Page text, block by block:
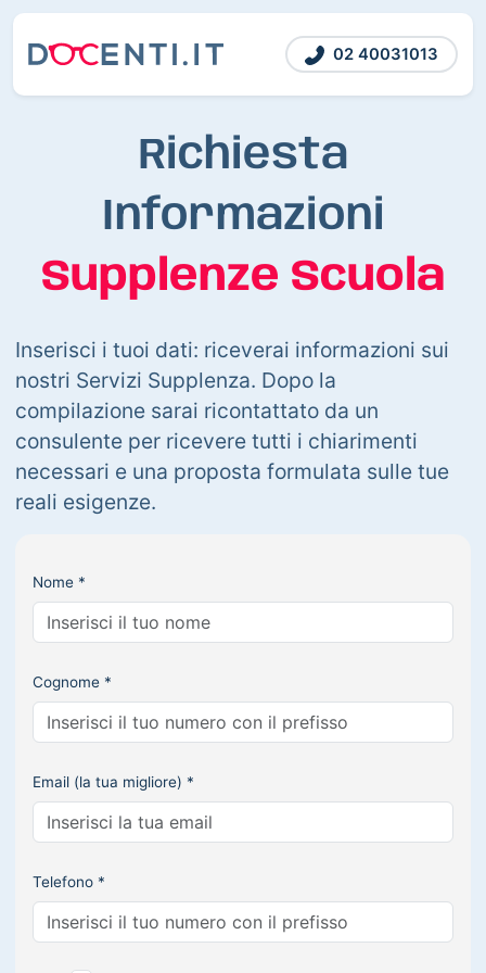
02 40031013
Richiesta
Informazioni
Supplenze Scuola
Inserisci i tuoi dati: riceverai informazioni sui
nostri Servizi Supplenza. Dopo la
compilazione sarai ricontattato da un
consulente per ricevere tutti i chiarimenti
necessari e una proposta formulata sulle tue
reali esigenze.
Nome *
Cognome *
Email (la tua migliore) *
Telefono *